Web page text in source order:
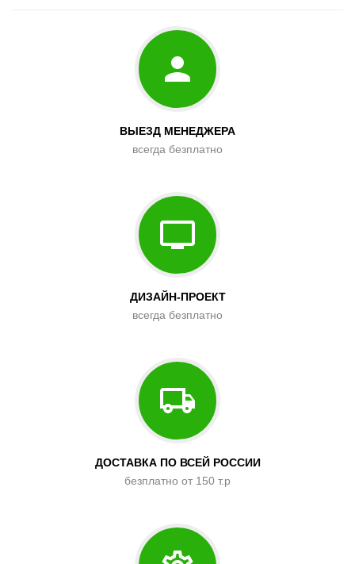
ВЫЕЗД МЕНЕДЖЕРА
всегда безплатно
ДИЗАЙН-ПРОЕКТ
всегда безплатно
ДОСТАВКА ПО ВСЕЙ РОССИИ
безплатно от 150 т.р